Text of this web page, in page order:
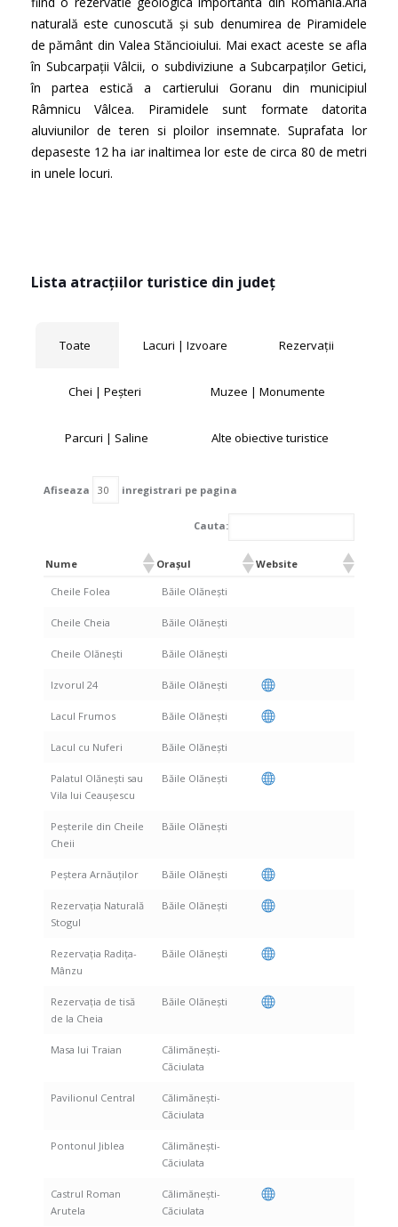
naturală este cunoscută și sub denumirea de Piramidele
de pământ din Valea Stăncioiului. Mai exact aceste se afla
în Subcarpații Vâlcii, o subdiviziune a Subcarpaților Getici,
în partea estică a cartierului Goranu din municipiul
Râmnicu Vâlcea. Piramidele sunt formate datorita
aluviunilor de teren si ploilor insemnate. Suprafata lor
depaseste 12 ha iar inaltimea lor este de circa 80 de metri
in unele locuri.
Lista atracțiilor turistice din județ
Toate Lacuri | Izvoare Rezervații
Chei | Peșteri Muzee | Monumente
Parcuri | Saline Alte obiective turistice
Afiseaza inregistrari pe pagina
Cauta:
Nume Orașul Website
Cheile Folea Băile Olăneşti
Cheile Cheia Băile Olăneşti
Cheile Olănești Băile Olăneşti
Izvorul 24 Băile Olăneşti
Lacul Frumos Băile Olăneşti
Lacul cu Nuferi Băile Olăneşti
Palatul Olănești sau
Vila lui Ceaușescu
Băile Olăneşti
Peșterile din Cheile
Cheii
Băile Olăneşti
Peștera Arnăuților Băile Olăneşti
Rezervația Naturală
Stogul
Băile Olăneşti
Rezervația Radița-
Mânzu
Băile Olăneşti
Rezervația de tisă
de la Cheia
Băile Olăneşti
Masa lui Traian
Călimănești-
Căciulata
Pavilionul Central
Călimănești-
Căciulata
Pontonul Jiblea
Călimănești-
Căciulata
Castrul Roman
Arutela
Călimănești-
Căciulata